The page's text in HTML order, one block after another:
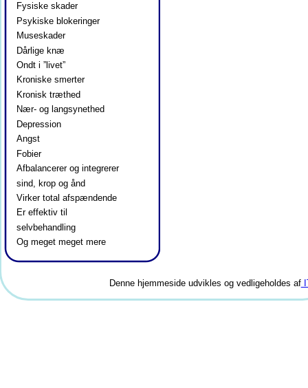
Denne hjemmeside udvikles og vedligeholdes af
Fysiske skader
Psykiske blokeringer
Museskader
Dårlige knæ
Ondt i ”livet”
Kroniske smerter
Kronisk træthed
Nær- og langsynethed
Depression
Angst
Fobier
Afbalancerer og integrerer
sind, krop og ånd
Virker total afspændende
Er effektiv til
selvbehandling
Og meget meget mere